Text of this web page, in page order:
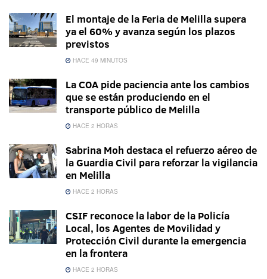
El montaje de la Feria de Melilla supera
ya el 60% y avanza según los plazos
previstos
HACE 49 MINUTOS
La COA pide paciencia ante los cambios
que se están produciendo en el
transporte público de Melilla
HACE 2 HORAS
Sabrina Moh destaca el refuerzo aéreo de
la Guardia Civil para reforzar la vigilancia
en Melilla
HACE 2 HORAS
CSIF reconoce la labor de la Policía
Local, los Agentes de Movilidad y
Protección Civil durante la emergencia
en la frontera
HACE 2 HORAS